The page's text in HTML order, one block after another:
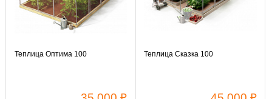
Теплица Оптима 100 Теплица Сказка 100